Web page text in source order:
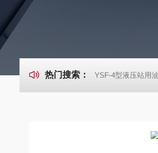
热门搜索： YSF-4型液压站用